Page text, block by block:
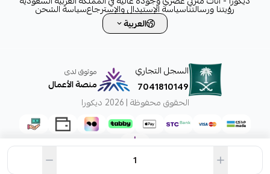
رؤيتنا ورسالتناسياسة الإستبدال والإسترجاعسياسة الشحن
العربية
السجل التجاري
7041810149
موثوق لدى
منصة الأعمال
الحقوق محفوظة | 2026
ديكورا